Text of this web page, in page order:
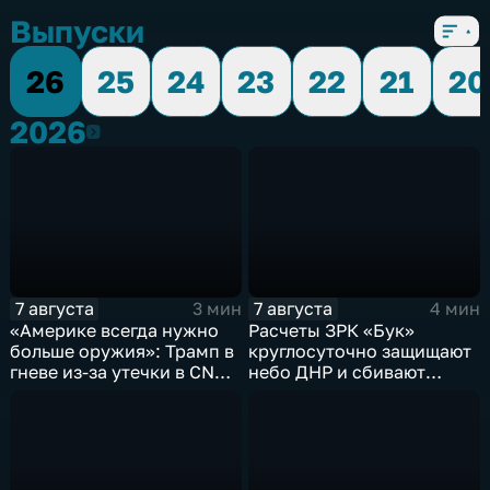
Выпуски
26
25 24 23 22 21
20
20262026
7 августа
3 мин
«Америке всегда нужно
больше оружия»: Трамп в
гневе из-за утечки в CNN
7 августа
4 мин
Расчеты ЗРК «Бук»
круглосуточно защищают
небо ДНР и сбивают